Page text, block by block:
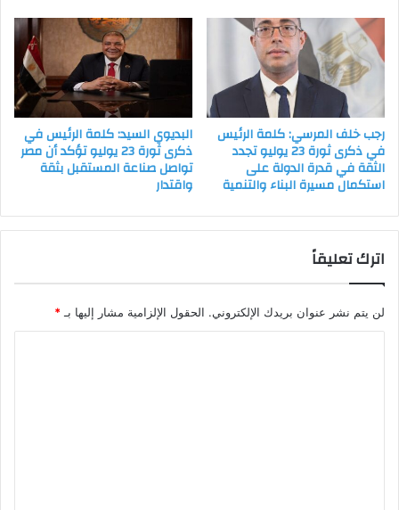
رجب خلف المرسي: كلمة الرئيس
في ذكرى ثورة 23 يوليو تجدد
الثقة في قدرة الدولة على
استكمال مسيرة البناء والتنمية
البديوي السيد: كلمة الرئيس في
ذكرى ثورة 23 يوليو تؤكد أن مصر
تواصل صناعة المستقبل بثقة
واقتدار
اترك تعليقاً
لن يتم نشر عنوان بريدك الإلكتروني. الحقول الإلزامية مشار إليها بـ*